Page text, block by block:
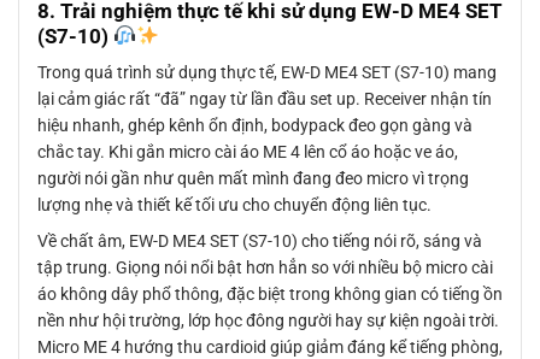
8. Trải nghiệm thực tế khi sử dụng EW-D ME4 SET
(S7-10)
Trong quá trình sử dụng thực tế, EW-D ME4 SET (S7-10) mang
lại cảm giác rất “đã” ngay từ lần đầu set up. Receiver nhận tín
hiệu nhanh, ghép kênh ổn định, bodypack đeo gọn gàng và
chắc tay. Khi gắn micro cài áo ME 4 lên cổ áo hoặc ve áo,
người nói gần như quên mất mình đang đeo micro vì trọng
lượng nhẹ và thiết kế tối ưu cho chuyển động liên tục.
Về chất âm, EW-D ME4 SET (S7-10) cho tiếng nói rõ, sáng và
tập trung. Giọng nói nổi bật hơn hẳn so với nhiều bộ micro cài
áo không dây phổ thông, đặc biệt trong không gian có tiếng ồn
nền như hội trường, lớp học đông người hay sự kiện ngoài trời.
Micro ME 4 hướng thu cardioid giúp giảm đáng kể tiếng phòng,